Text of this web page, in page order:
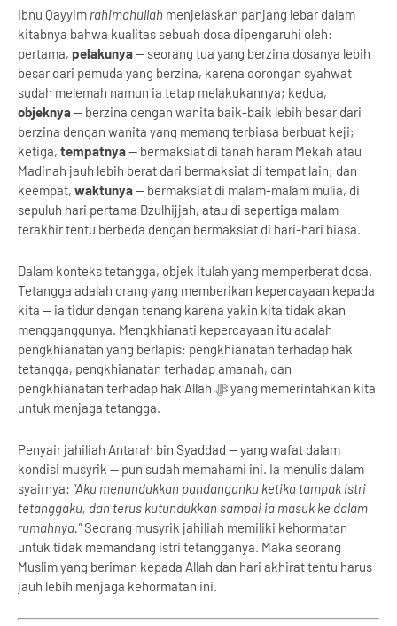
Ibnu Qayyim rahimahullah menjelaskan panjang lebar dalam
kitabnya bahwa kualitas sebuah dosa dipengaruhi oleh:
pertama, pelakunya— seorang tua yang berzina dosanya lebih
besar dari pemuda yang berzina, karena dorongan syahwat
sudah melemah namun ia tetap melakukannya; kedua,
objeknya— berzina dengan wanita baik-baik lebih besar dari
berzina dengan wanita yang memang terbiasa berbuat keji;
ketiga, tempatnya— bermaksiat di tanah haram Mekah atau
Madinah jauh lebih berat dari bermaksiat di tempat lain; dan
keempat, waktunya— bermaksiat di malam-malam mulia, di
sepuluh hari pertama Dzulhijjah, atau di sepertiga malam
terakhir tentu berbeda dengan bermaksiat di hari-hari biasa.
Dalam konteks tetangga, objek itulah yang memperberat dosa.
Tetangga adalah orang yang memberikan kepercayaan kepada
kita — ia tidur dengan tenang karena yakin kita tidak akan
mengganggunya. Mengkhianati kepercayaan itu adalah
pengkhianatan yang berlapis: pengkhianatan terhadap hak
tetangga, pengkhianatan terhadap amanah, dan
pengkhianatan terhadap hak Allah ﷻ yang memerintahkan kita
untuk menjaga tetangga.
Penyair jahiliah Antarah bin Syaddad — yang wafat dalam
kondisi musyrik — pun sudah memahami ini. Ia menulis dalam
syairnya: "Aku menundukkan pandanganku ketika tampak istri
tetanggaku, dan terus kutundukkan sampai ia masuk ke dalam
rumahnya."Seorang musyrik jahiliah memiliki kehormatan
untuk tidak memandang istri tetangganya. Maka seorang
Muslim yang beriman kepada Allah dan hari akhirat tentu harus
jauh lebih menjaga kehormatan ini.